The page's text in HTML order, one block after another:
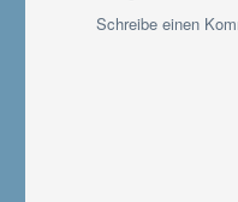
Schreibe einen